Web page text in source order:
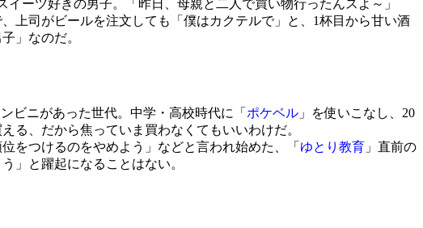
ーツ好きの男子。「昨日、母親と二人で買い物行ったんスよ～」
上司がビールを注文しても「僕はカクテルで」と、1杯目から甘い酒
」なのだ。
ビニがあった世代。中学・高校時代に「 ポケベル 」を使いこなし、20
る、だから焦っていま買わなくてもいいわけだ。
をつけるのをやめよう」などと言われ始めた、「 ゆとり教育 」直前の
」と躍起になることはない。